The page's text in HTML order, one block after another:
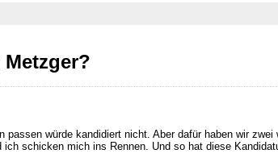
passen würde kandidiert nicht. Aber dafür haben wir
ich schicken mich ins Rennen. Und so hat diese